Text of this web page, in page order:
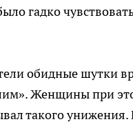
гадко
обидные шутки
Женщины при
такого